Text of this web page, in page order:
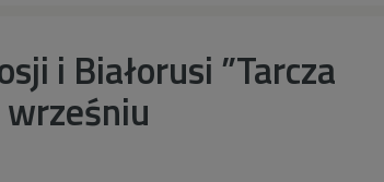
i Białorusi ”Tarcza